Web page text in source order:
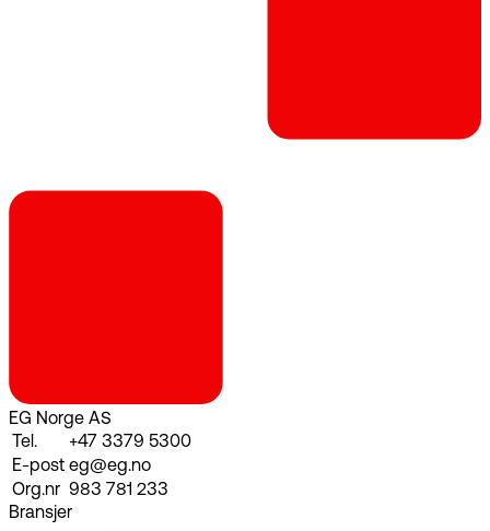
EG Norge AS
Tel.
+47 3379 5300
E-post eg@eg.no
Org.nr 983 781 233
Bransjer